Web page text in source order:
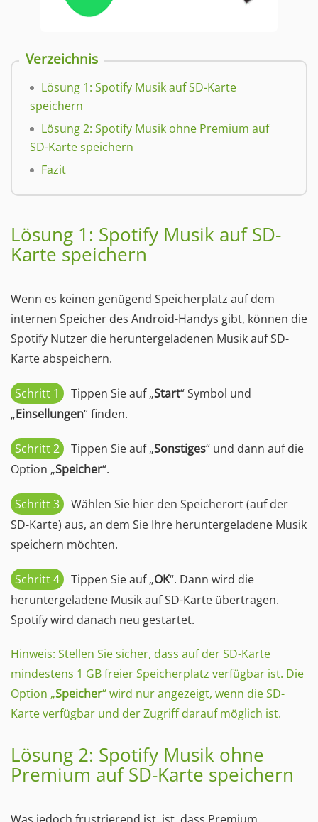
Verzeichnis
Lösung 1: Spotify Musik auf SD-Karte
speichern
Lösung 2: Spotify Musik ohne Premium auf
SD-Karte speichern
Fazit
Lösung 1: Spotify Musik auf SD-
Karte speichern
Wenn es keinen genügend Speicherplatz auf dem
internen Speicher des Android-Handys gibt, können die
Spotify Nutzer die heruntergeladenen Musik auf SD-
Karte abspeichern.
Schritt 1 Tippen Sie auf „Start“ Symbol und
„Einsellungen“ finden.
Schritt 2 Tippen Sie auf „Sonstiges“ und dann auf die
Option „Speicher“.
Schritt 3
Wählen Sie hier den Speicherort (auf der
SD-Karte) aus, an dem Sie Ihre heruntergeladene Musik
speichern möchten.
Schritt 4 Tippen Sie auf „OK“. Dann wird die
heruntergeladene Musik auf SD-Karte übertragen.
Spotify wird danach neu gestartet.
Hinweis: Stellen Sie sicher, dass auf der SD-Karte
mindestens 1 GB freier Speicherplatz verfügbar ist. Die
Option „Speicher“ wird nur angezeigt, wenn die SD-
Karte verfügbar und der Zugriff darauf möglich ist.
Lösung 2: Spotify Musik ohne
Premium auf SD-Karte speichern